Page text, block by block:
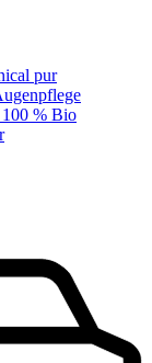
pur
100 % Bio